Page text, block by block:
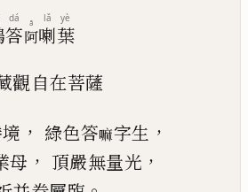
答
dá
阿
ā
喇
lǎ
葉
yè
觀自在菩薩
， 綠色答嘛字生 ，
母 ， 頂嚴無量光 ，